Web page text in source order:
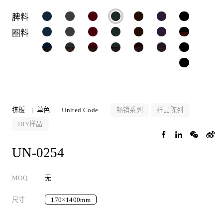
脾料
圈料
挤板 单色 United Code 畅销系列
样品陈列
DIY样品
UN-0254
MOQ 无
尺寸 170×1400mm